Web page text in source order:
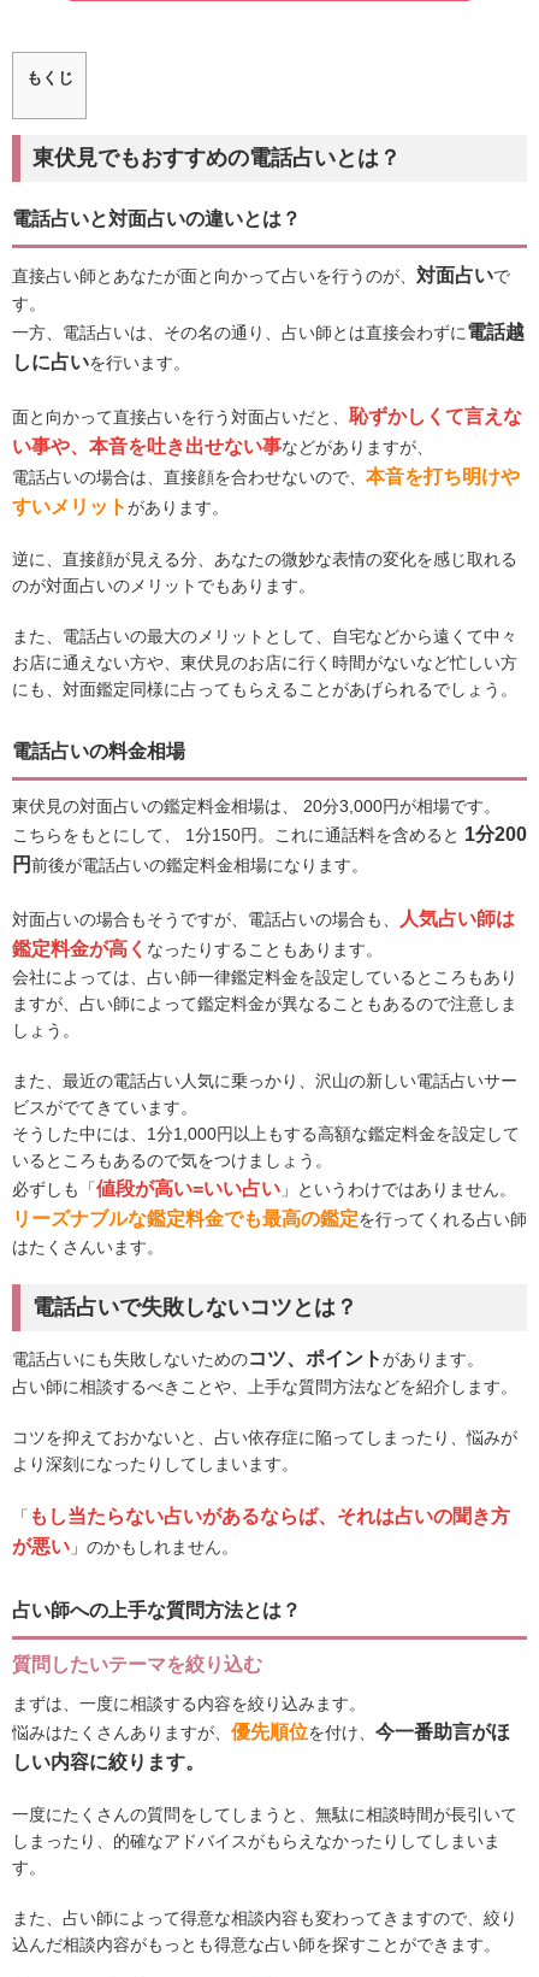
もくじ
東伏見でもおすすめの電話占いとは？
電話占いと対面占いの違いとは？
直接占い師とあなたが面と向かって占いを行うのが、 対面占いで
す。
一方、電話占いは、その名の通り、占い師とは直接会わずに電話越
しに占いを行います。
面と向かって直接占いを行う対面占いだと、 恥ずかしくて言えな
い事や、本音を吐き出せない事などがありますが、
電話占いの場合は、直接顔を合わせないので、 本音を打ち明けや
すいメリットがあります。
逆に、直接顔が見える分、あなたの微妙な表情の変化を感じ取れる
のが対面占いのメリットでもあります。
また、電話占いの最大のメリットとして、自宅などから遠くて中々
お店に通えない方や、東伏見のお店に行く時間がないなど忙しい方
にも、対面鑑定同様に占ってもらえることがあげられるでしょう。
電話占いの料金相場
東伏見の対面占いの鑑定料金相場は、 20分3,000円が相場です。
こちらをもとにして、 1分150円。これに通話料を含めると 1分200
円前後が電話占いの鑑定料金相場になります。
対面占いの場合もそうですが、電話占いの場合も、
人気占い師は
鑑定料金が高く なったりすることもあります。
会社によっては、占い師一律鑑定料金を設定しているところもあり
ますが、占い師によって鑑定料金が異なることもあるので注意しま
しょう。
また、最近の電話占い人気に乗っかり、沢山の新しい電話占いサー
ビスがでてきています。
そうした中には、1分1,000円以上もする高額な鑑定料金を設定して
いるところもあるので気をつけましょう。
必ずしも「値段が高い=いい占い 」というわけではありません。
リーズナブルな鑑定料金でも最高の鑑定を行ってくれる占い師
はたくさんいます。
電話占いで失敗しないコツとは？
電話占いにも失敗しないためのコツ、ポイントがあります。
占い師に相談するべきことや、上手な質問方法などを紹介します。
コツを抑えておかないと、占い依存症に陥ってしまったり、悩みが
より深刻になったりしてしまいます。
「 もし当たらない占いがあるならば、それは占いの聞き方
が悪い 」のかもしれません。
占い師への上手な質問方法とは？
質問したいテーマを絞り込む
まずは、一度に相談する内容を絞り込みます。
悩みはたくさんありますが、 優先順位を付け、 今一番助言がほ
しい内容に絞ります。
一度にたくさんの質問をしてしまうと、無駄に相談時間が長引いて
しまったり、的確なアドバイスがもらえなかったりしてしまいま
す。
また、占い師によって得意な相談内容も変わってきますので、絞り
込んだ相談内容がもっとも得意な占い師を探すことができます。